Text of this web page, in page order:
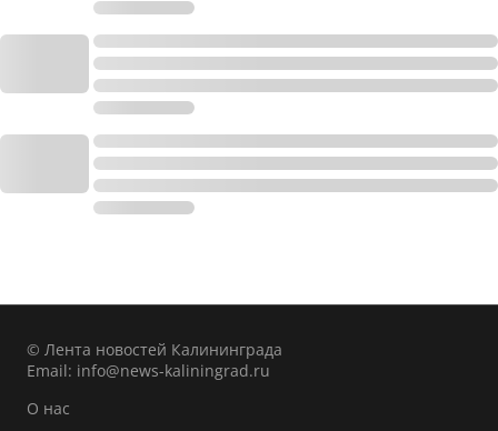
© Лента новостей Калининграда
Email: info@news-kaliningrad.ru
О нас